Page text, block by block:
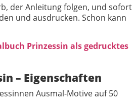
der Anleitung folgen, und sofort
und ausdrucken. Schon kann
Prinzessin als gedrucktes
– Eigenschaften
Ausmal-Motive auf 50